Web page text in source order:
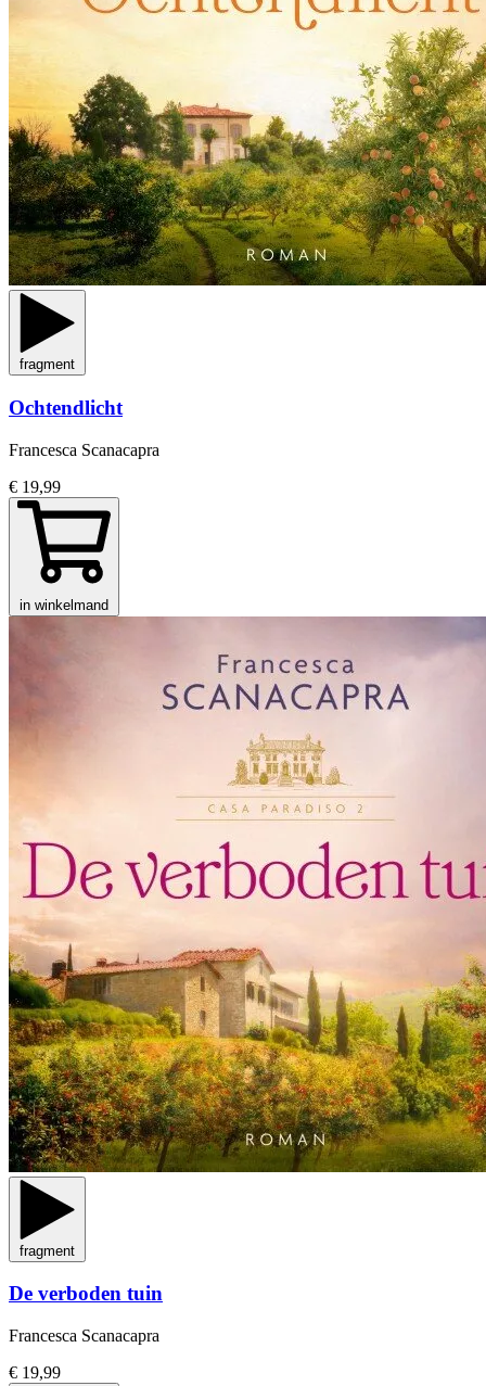
fragment
Ochtendlicht
Francesca Scanacapra
€ 19,99
in winkelmand
fragment
De verboden tuin
Francesca Scanacapra
€ 19,99